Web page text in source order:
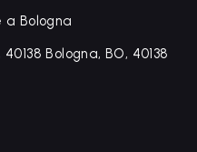
Bologna
Bologna, BO, 40138